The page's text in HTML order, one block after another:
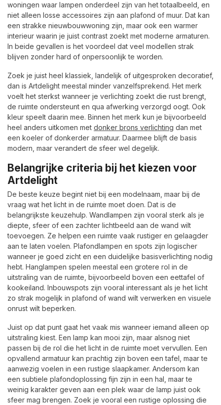
woningen waar lampen onderdeel zijn van het totaalbeeld, en
niet alleen losse accessoires zijn aan plafond of muur. Dat kan
een strakke nieuwbouwwoning zijn, maar ook een warmer
interieur waarin je juist contrast zoekt met moderne armaturen.
In beide gevallen is het voordeel dat veel modellen strak
blijven zonder hard of onpersoonlijk te worden.
Zoek je juist heel klassiek, landelijk of uitgesproken decoratief,
dan is Artdelight meestal minder vanzelfsprekend. Het merk
voelt het sterkst wanneer je verlichting zoekt die rust brengt,
de ruimte ondersteunt en qua afwerking verzorgd oogt. Ook
kleur speelt daarin mee. Binnen het merk kun je bijvoorbeeld
heel anders uitkomen met donker brons verlichting dan met
een koeler of donkerder armatuur. Daarmee blijft de basis
modern, maar verandert de sfeer wel degelijk.
Belangrijke criteria bij het kiezen voor
Artdelight
De beste keuze begint niet bij een modelnaam, maar bij de
vraag wat het licht in de ruimte moet doen. Dat is de
belangrijkste keuzehulp. Wandlampen zijn vooral sterk als je
diepte, sfeer of een zachter lichtbeeld aan de wand wilt
toevoegen. Ze helpen een ruimte vaak rustiger en gelaagder
aan te laten voelen. Plafondlampen en spots zijn logischer
wanneer je goed zicht en een duidelijke basisverlichting nodig
hebt. Hanglampen spelen meestal een grotere rol in de
uitstraling van de ruimte, bijvoorbeeld boven een eettafel of
kookeiland. Inbouwspots zijn vooral interessant als je het licht
zo strak mogelijk in plafond of wand wilt verwerken en visuele
onrust wilt beperken.
Juist op dat punt gaat het vaak mis wanneer iemand alleen op
uitstraling kiest. Een lamp kan mooi zijn, maar alsnog niet
passen bij de rol die het licht in de ruimte moet vervullen. Een
opvallend armatuur kan prachtig zijn boven een tafel, maar te
aanwezig voelen in een rustige slaapkamer. Andersom kan
een subtiele plafondoplossing fijn zijn in een hal, maar te
weinig karakter geven aan een plek waar de lamp juist ook
sfeer mag brengen. Zoek je vooral een rustige oplossing die